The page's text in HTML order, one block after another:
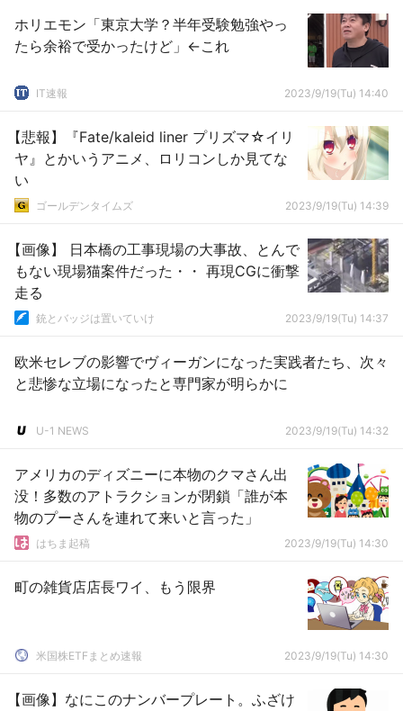
ホリエモン「東京大学？半年受験勉強やっ
たら余裕で受かったけど」←これ
IT速報 2023/9/19(Tu) 14:40
【悲報】『Fate/kaleid liner プリズマ☆イリ
ヤ』とかいうアニメ、ロリコンしか見てな
い
ゴールデンタイムズ 2023/9/19(Tu) 14:39
【画像】 日本橋の工事現場の大事故、とんで
もない現場猫案件だった・・ 再現CGに衝撃
走る
銃とバッジは置いていけ 2023/9/19(Tu) 14:37
欧米セレブの影響でヴィーガンになった実践者たち、次々
と悲惨な立場になったと専門家が明らかに
U-1 NEWS 2023/9/19(Tu) 14:32
アメリカのディズニーに本物のクマさん出
没！多数のアトラクションが閉鎖「誰が本
物のプーさんを連れて来いと言った」
はちま起稿 2023/9/19(Tu) 14:30
町の雑貨店店長ワイ、もう限界
米国株ETFまとめ速報 2023/9/19(Tu) 14:30
【画像】なにこのナンバープレート。ふざけ